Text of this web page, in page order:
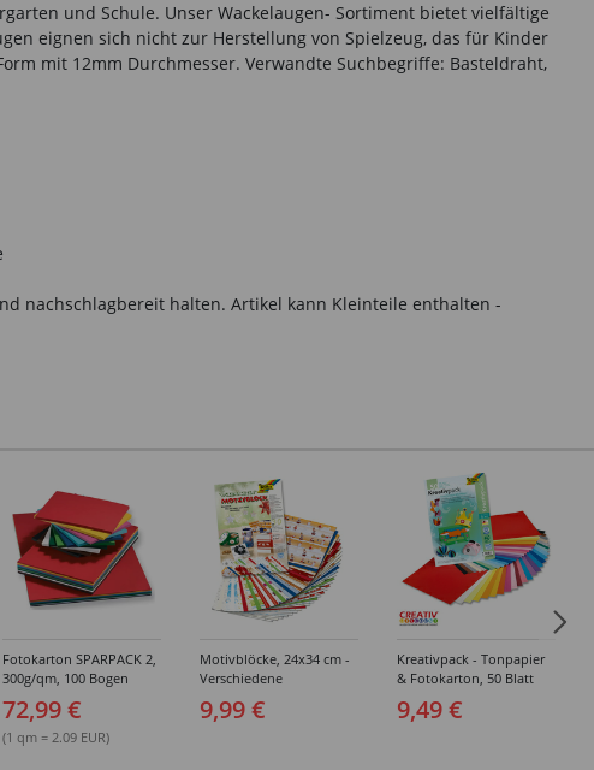
und Schule. Unser Wackelaugen- Sortiment bietet vielfältige
eignen sich nicht zur Herstellung von Spielzeug, das für Kinder
mit 12mm Durchmesser. Verwandte Suchbegriffe: Basteldraht,
nachschlagbereit halten. Artikel kann Kleinteile enthalten -
Fotokarton SPARPACK 2,
300g/qm, 100 Bogen
50x70 cm sortiert
72,99 €
(1 qm = 2.09 EUR)
Motivblöcke, 24x34 cm -
Verschiedene
Sortierungen
9,99 €
Kreativpack - Tonpapier
& Fotokarton, 50 Blatt
9,49 €